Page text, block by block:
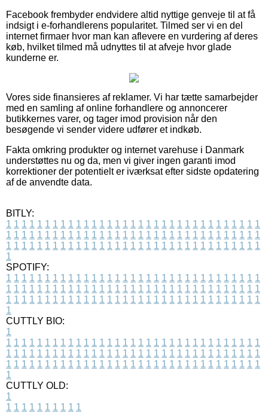
Facebook frembyder endvidere altid nyttige genveje til at få
indsigt i e-forhandlerens popularitet. Tilmed ser vi en del
internet firmaer hvor man kan aflevere en vurdering af deres
køb, hvilket tilmed må udnyttes til at afveje hvor glade
kunderne er.
Vores side finansieres af reklamer. Vi har tætte samarbejder
med en samling af online forhandlere og annoncerer
butikkernes varer, og tager imod provision når den
besøgende vi sender videre udfører et indkøb.
Fakta omkring produkter og internet varehuse i Danmark
understøttes nu og da, men vi giver ingen garanti imod
korrektioner der potentielt er iværksat efter sidste opdatering
af de anvendte data.
BITLY:
1 1 1 1 1 1 1 1 1 1 1 1 1 1 1 1 1 1 1 1 1 1 1 1 1 1 1 1 1 1 1 1 1
1 1 1 1 1 1 1 1 1 1 1 1 1 1 1 1 1 1 1 1 1 1 1 1 1 1 1 1 1 1 1 1 1
1 1 1 1 1 1 1 1 1 1 1 1 1 1 1 1 1 1 1 1 1 1 1 1 1 1 1 1 1 1 1 1 1
1
SPOTIFY:
1 1 1 1 1 1 1 1 1 1 1 1 1 1 1 1 1 1 1 1 1 1 1 1 1 1 1 1 1 1 1 1 1
1 1 1 1 1 1 1 1 1 1 1 1 1 1 1 1 1 1 1 1 1 1 1 1 1 1 1 1 1 1 1 1 1
1 1 1 1 1 1 1 1 1 1 1 1 1 1 1 1 1 1 1 1 1 1 1 1 1 1 1 1 1 1 1 1 1
1
CUTTLY BIO:
1
1 1 1 1 1 1 1 1 1 1 1 1 1 1 1 1 1 1 1 1 1 1 1 1 1 1 1 1 1 1 1 1 1
1 1 1 1 1 1 1 1 1 1 1 1 1 1 1 1 1 1 1 1 1 1 1 1 1 1 1 1 1 1 1 1 1
1 1 1 1 1 1 1 1 1 1 1 1 1 1 1 1 1 1 1 1 1 1 1 1 1 1 1 1 1 1 1 1 1
1
CUTTLY OLD:
1
1 1 1 1 1 1 1 1 1 1